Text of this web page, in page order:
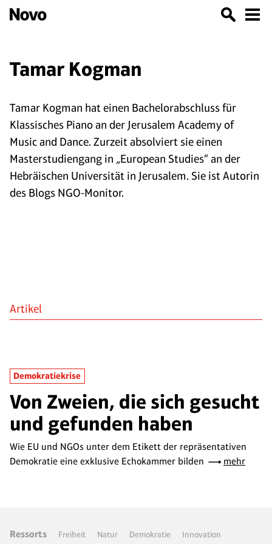
Tamar Kogman
Tamar Kogman hat einen Bachelorabschluss für
Klassisches Piano an der Jerusalem Academy of
Music and Dance. Zurzeit absolviert sie einen
Masterstudiengang in „European Studies“ an der
Hebräischen Universität in Jerusalem. Sie ist Autorin
des Blogs NGO-Monitor.
Artikel
Demokratiekrise
Von Zweien, die sich gesucht
und gefunden haben
Wie EU und NGOs unter dem Etikett der repräsentativen
Demokratie eine exklusive Echokammer bilden
mehr
Ressorts Freiheit Natur Demokratie
Innovation